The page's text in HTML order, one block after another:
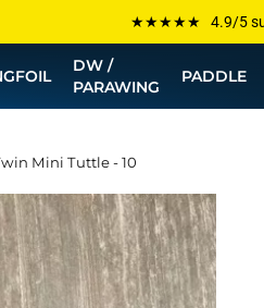
Les plus grandes
Jusqu’à -75% de
💰 Meilleur prix
DW /
PARAWING
PADDLE
Mini Tuttle - 10